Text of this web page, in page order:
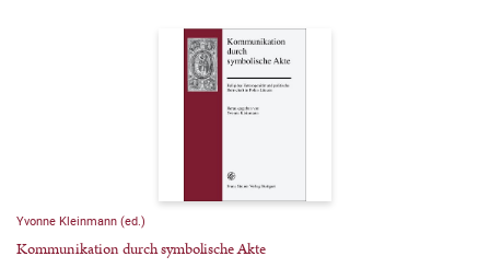
Yvonne Kleinmann (ed.)
Kommunikation durch symbolische Akte